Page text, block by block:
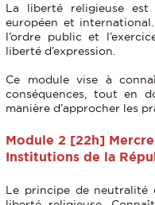
La liberté religieuse est
européen et
l’ordre public et
liberté d’expression.
Ce module vise à
conséquences, tout en
manière d’approcher les
Module 2 [22h]
Institutions de la
Le principe de neutralité